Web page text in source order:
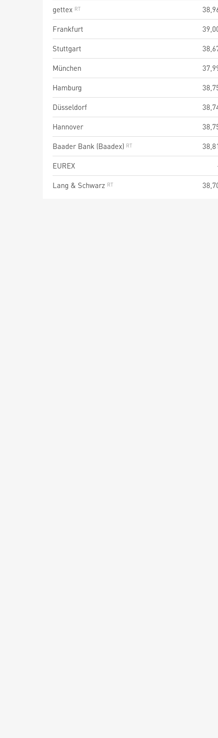
gettex
Frankfurt
Stuttgart
München
Hamburg
Düsseldorf
Hannover
Baader Bank (Baadex)
EUREX
Lang & Schwarz